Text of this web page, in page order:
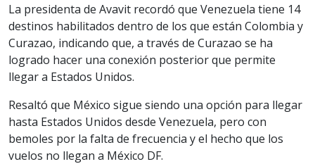
La presidenta de Avavit recordó que Venezuela tiene 14
destinos habilitados dentro de los que están Colombia y
Curazao, indicando que, a través de Curazao se ha
logrado hacer una conexión posterior que permite
llegar a Estados Unidos.
Resaltó que México sigue siendo una opción para llegar
hasta Estados Unidos desde Venezuela, pero con
bemoles por la falta de frecuencia y el hecho que los
vuelos no llegan a México DF.